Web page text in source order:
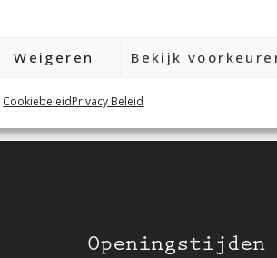
Weigeren Bekijk
CookiebeleidPrivacy Beleid
Openingstijden